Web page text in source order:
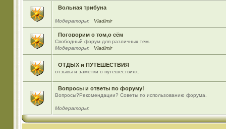
Вольная трибуна
Модераторы: Vladimir
Поговорим о том,о сём
Свободный форум для различных тем.
Модераторы:
Vladimir
ОТДЫХ и ПУТЕШЕСТВИЯ
отзывы и заметки о путешествиях.
Вопросы и ответы по форуму!
Вопросы?Рекомендации? Советы по использованию форума.
Модераторы: